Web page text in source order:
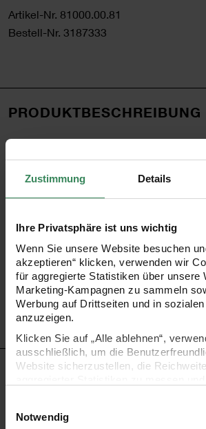
Zustimmung Details
Ihre Privatsphäre ist uns wichtig
Wenn Sie unsere Website besuchen
akzeptieren“ klicken, verwenden wir
für aggregierte Statistiken über unsere
Marketing-Kampagnen zu sammeln
Werbung auf Drittseiten und in
anzuzeigen.
Klicken Sie auf „Alle ablehnen“,
ausschließlich, um die
Website sicherzustellen, die
Ihre Einwilligung ist freiwillig und kann
Notwendig
Artikel-Nr. 81000.00.81
Bestell-Nr. 3187333
PRODUKTBESCHREIBUNG
verschenkt werden! Entscheiden Sie
Inhalt: 1 Ballon
Maße: ca. 40 x 70 cm
Material: Folie
WARNHINWEISE
Zum Aufblasen eine Pumpe